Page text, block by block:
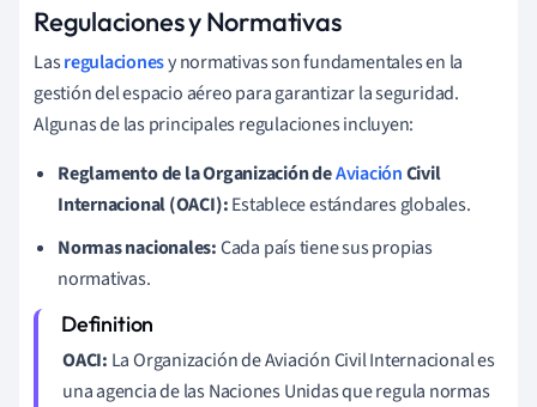
Regulaciones y Normativas
Lasregulacionesy normativas son fundamentales en la
gestión del espacio aéreo para garantizar la seguridad.
Algunas de las principales regulaciones incluyen:
Reglamento de la Organización deAviaciónCivil
Internacional (OACI):Establece estándares globales.
Normas nacionales:Cada país tiene sus propias
normativas.
OACI: La Organización de Aviación Civil Internacional es
una agencia de las Naciones Unidas que regula normas